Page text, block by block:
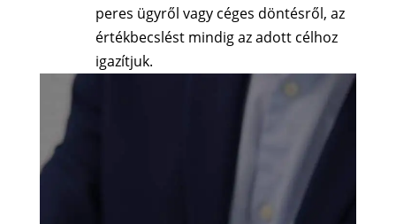
peres ügyről vagy céges döntésről, az
értékbecslést mindig az adott célhoz
igazítjuk.